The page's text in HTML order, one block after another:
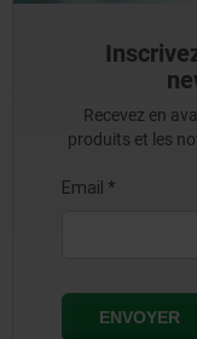
Recevez en
produits et les